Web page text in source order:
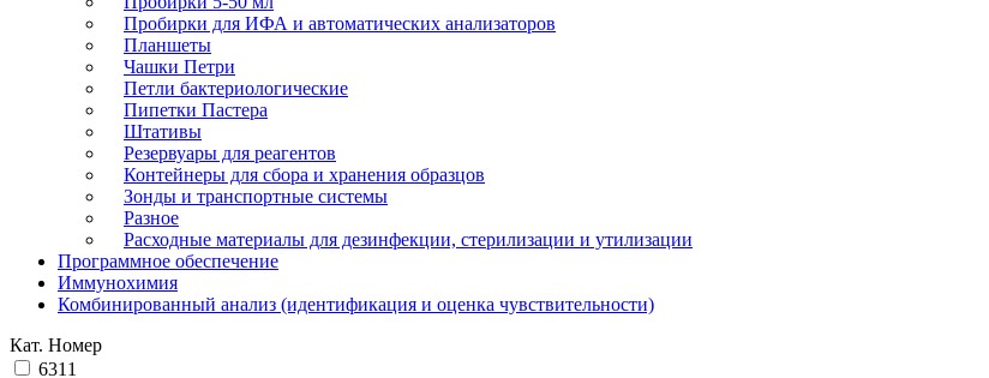
Пробирки для ИФА и автоматических анализаторов
Планшеты
Чашки Петри
Петли бактериологические
Пипетки Пастера
Штативы
Резервуары для реагентов
Контейнеры для сбора и хранения образцов
Зонды и транспортные системы
Разное
Расходные материалы для дезинфекции, стерилизации и утилизации
Программное обеспечение
Иммунохимия
Комбинированный анализ (идентификация и оценка чувствительности)
Кат. Номер
6311